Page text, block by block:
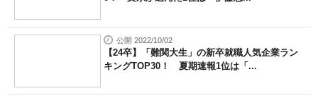
公開 2022/10/02
【24卒】「難関大生」の新卒就職人気企業ラン
キングTOP30！ 夏期速報1位は「...